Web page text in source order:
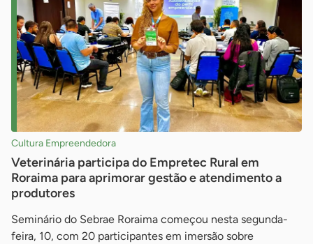
Cultura Empreendedora
Veterinária participa do Empretec Rural em
Roraima para aprimorar gestão e atendimento a
produtores
Seminário do Sebrae Roraima começou nesta segunda-
feira, 10, com 20 participantes em imersão sobre